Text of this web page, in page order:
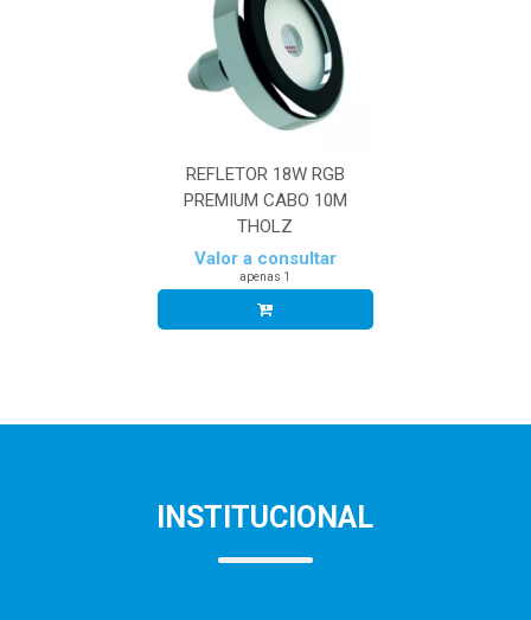
REFLETOR 18W RGB
PREMIUM CABO 10M
THOLZ
Valor a consultar
apenas 1
INSTITUCIONAL